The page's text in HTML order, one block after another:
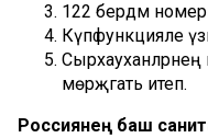
122 бердәм
Күпфункцияле
мөрәҗәгать итеп.
Россиянең баш